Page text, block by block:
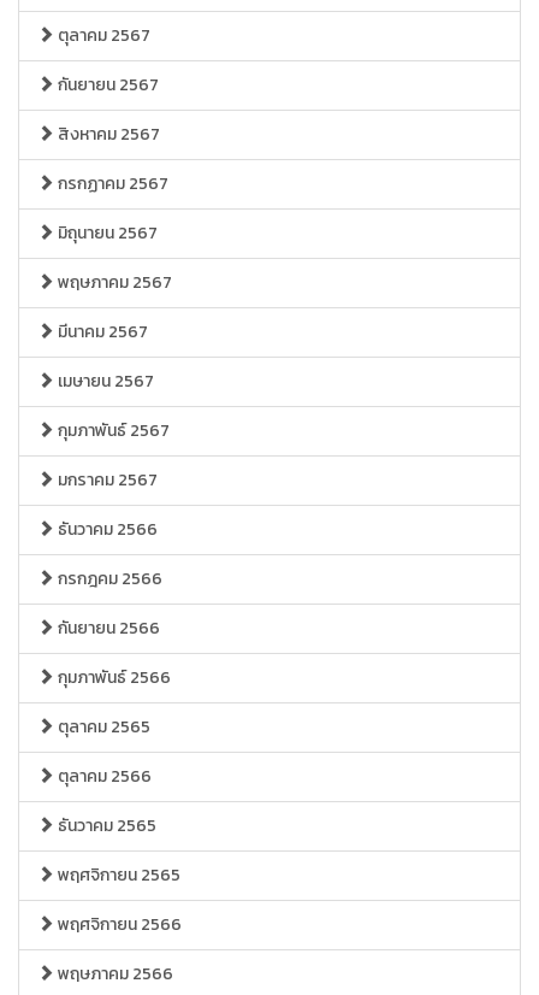
ตุลาคม 2567
กันยายน 2567
สิงหาคม 2567
กรกฏาคม 2567
มิถุนายน 2567
พฤษภาคม 2567
มีนาคม 2567
เมษายน 2567
กุมภาพันธ์ 2567
มกราคม 2567
ธันวาคม 2566
กรกฎคม 2566
กันยายน 2566
กุมภาพันธ์ 2566
ตุลาคม 2565
ตุลาคม 2566
ธันวาคม 2565
พฤศจิกายน 2565
พฤศจิกายน 2566
พฤษภาคม 2566